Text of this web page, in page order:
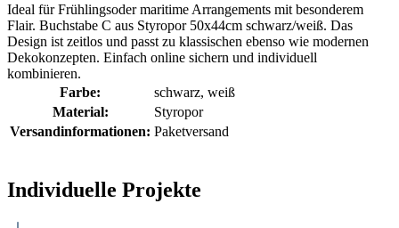
Ideal für Frühlingsoder maritime Arrangements mit besonderem
Flair. Buchstabe C aus Styropor 50x44cm schwarz/weiß. Das
Design ist zeitlos und passt zu klassischen ebenso wie modernen
Dekokonzepten. Einfach online sichern und individuell
kombinieren.
Farbe:
schwarz, weiß
Material:
Styropor
Versandinformationen: Paketversand
Individuelle Projekte